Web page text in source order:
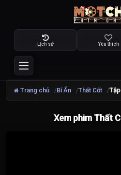
Lịch sử Yêu thích
Trang chủ Bí Ẩn Thất Cốt
Xem phim Thất